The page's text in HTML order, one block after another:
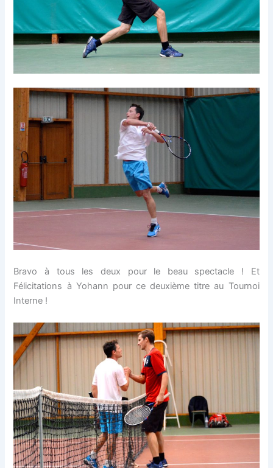
Bravo à tous les deux pour le beau spectacle ! Et
Félicitations à Yohann pour ce deuxième titre au Tournoi
Interne !